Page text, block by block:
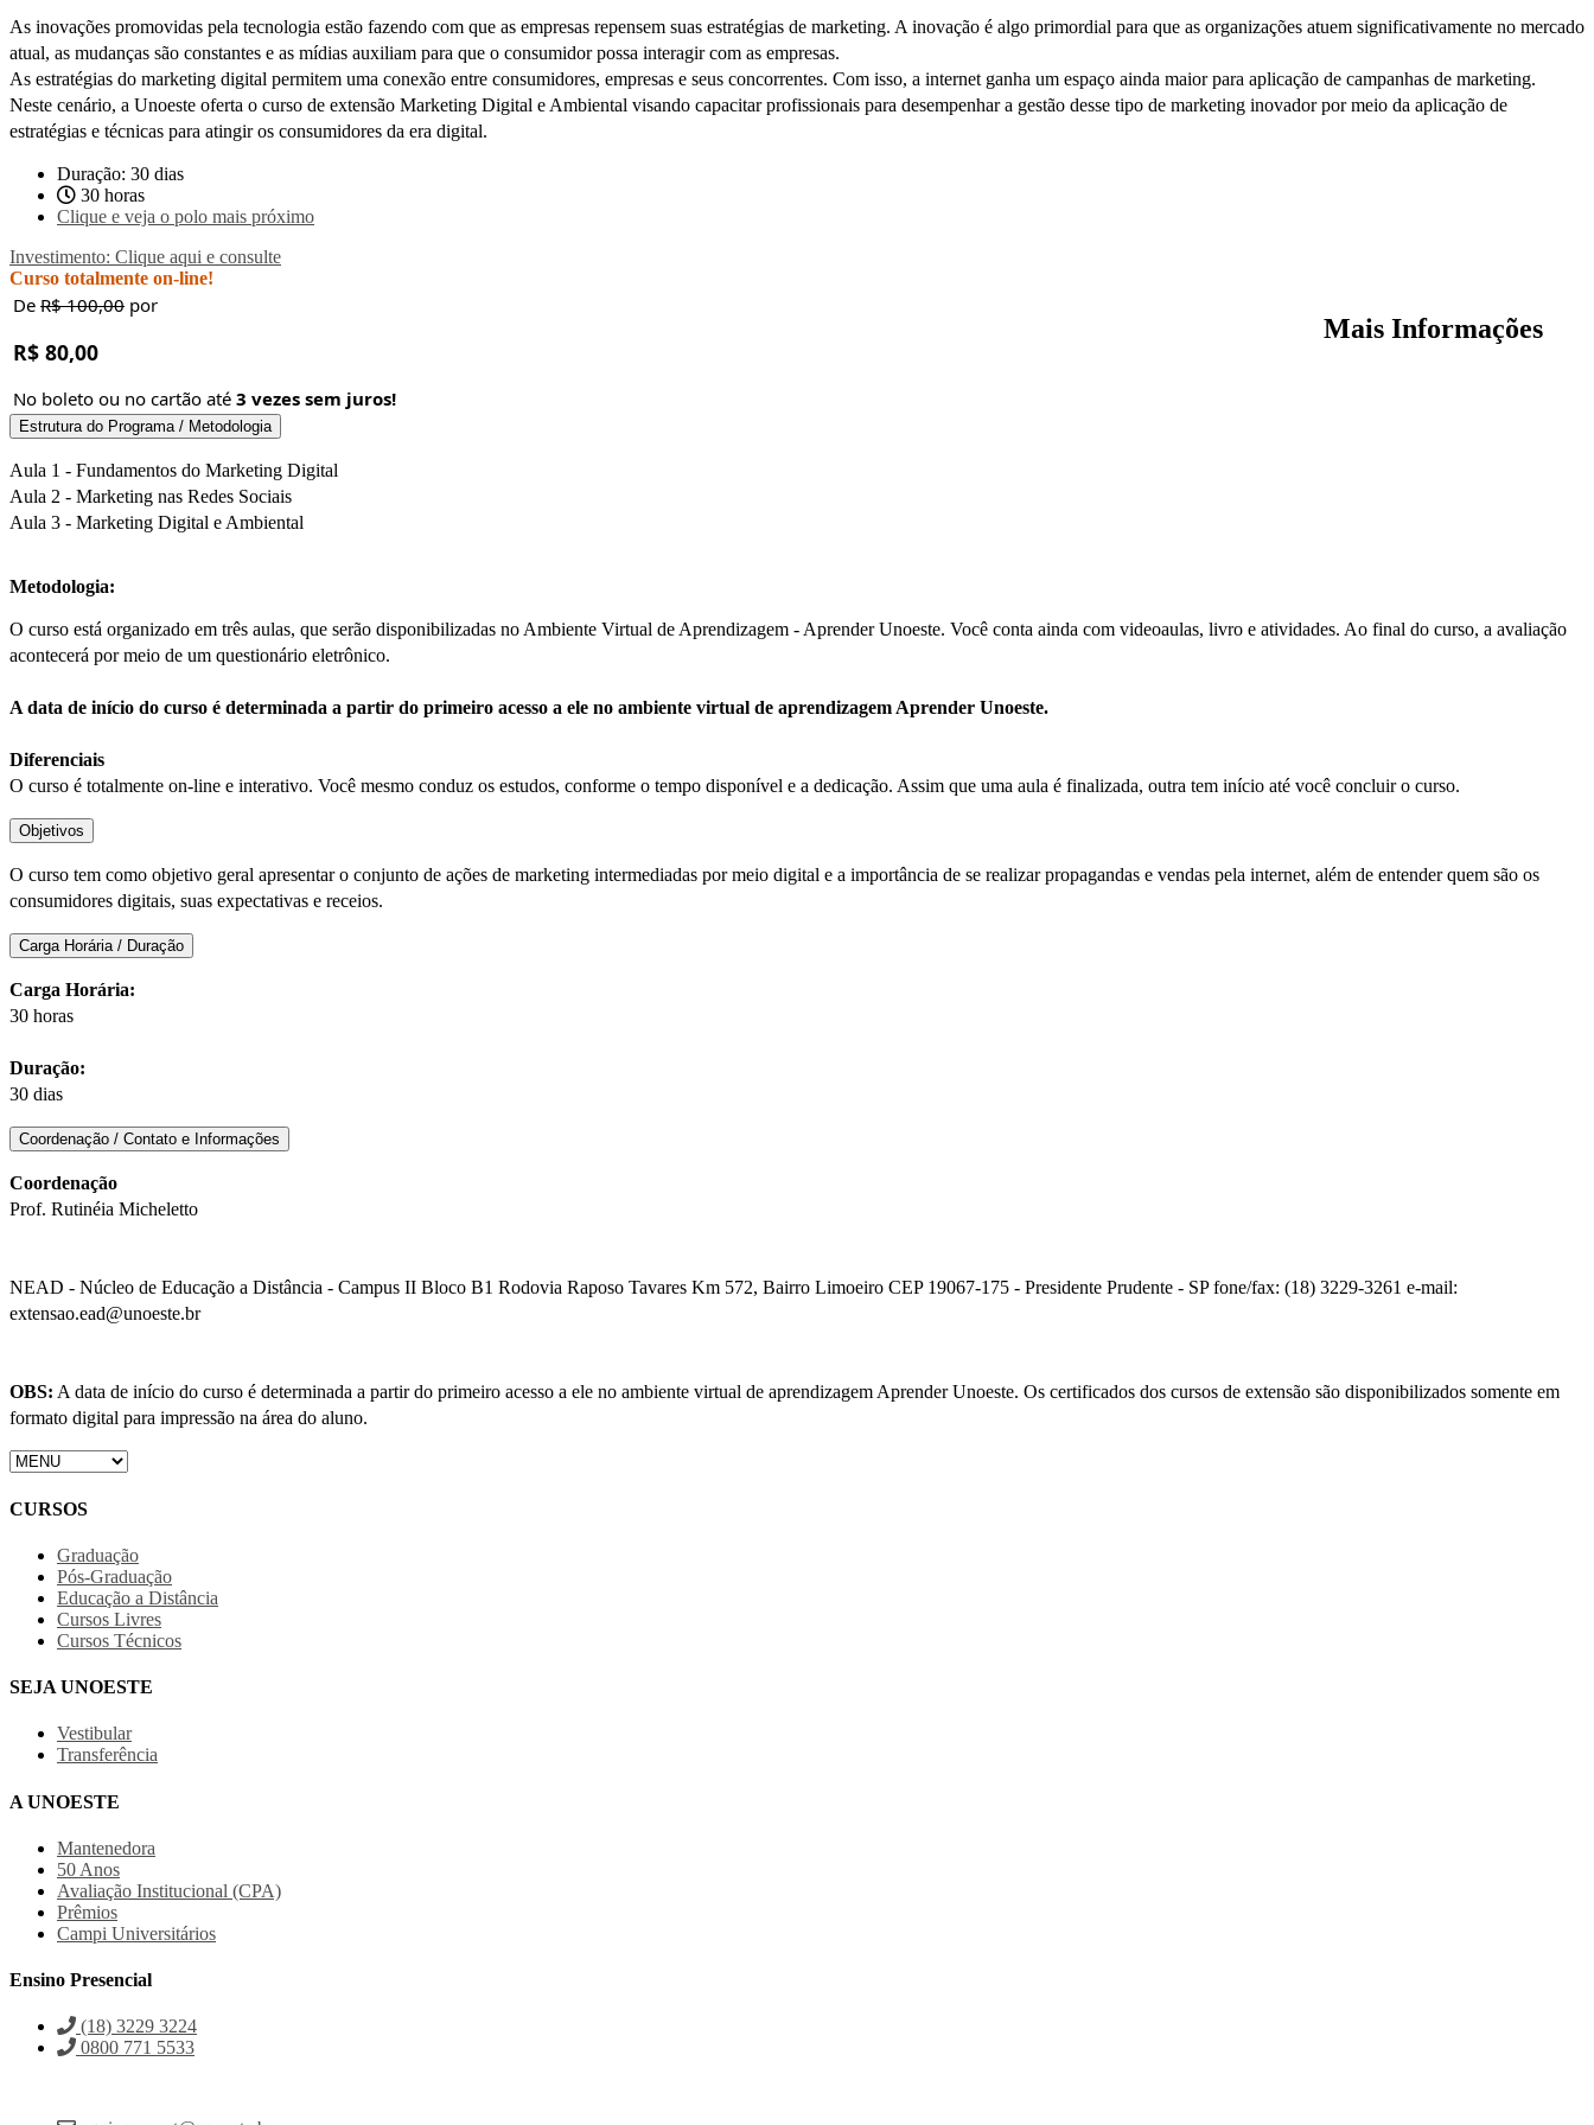
As inovações promovidas pela tecnologia estão fazendo com que as empresas repensem suas estratégias de marketing. A inovação é algo primordial para que as organizações atuem significativamente no mercado
atual, as mudanças são constantes e as mídias auxiliam para que o consumidor possa interagir com as empresas.
As estratégias do marketing digital permitem uma conexão entre consumidores, empresas e seus concorrentes. Com isso, a internet ganha um espaço ainda maior para aplicação de campanhas de marketing.
Neste cenário, a Unoeste oferta o curso de extensão Marketing Digital e Ambiental visando capacitar profissionais para desempenhar a gestão desse tipo de marketing inovador por meio da aplicação de
estratégias e técnicas para atingir os consumidores da era digital.
Duração: 30 dias
30 horas
Clique e veja o polo mais próximo
Investimento: Clique aqui e consulte
Curso totalmente on-line!
De R$ 100,00 por
R$ 80,00
No boleto ou no cartão até 3 vezes sem juros!
Mais Informações
Estrutura do Programa / Metodologia
Aula 1 - Fundamentos do Marketing Digital
Aula 2 - Marketing nas Redes Sociais
Aula 3 - Marketing Digital e Ambiental
Metodologia:
O curso está organizado em três aulas, que serão disponibilizadas no Ambiente Virtual de Aprendizagem - Aprender Unoeste. Você conta ainda com videoaulas, livro e atividades. Ao final do curso, a avaliação
acontecerá por meio de um questionário eletrônico.
A data de início do curso é determinada a partir do primeiro acesso a ele no ambiente virtual de aprendizagem Aprender Unoeste.
Diferenciais
O curso é totalmente on-line e interativo. Você mesmo conduz os estudos, conforme o tempo disponível e a dedicação. Assim que uma aula é finalizada, outra tem início até você concluir o curso.
Objetivos
O curso tem como objetivo geral apresentar o conjunto de ações de marketing intermediadas por meio digital e a importância de se realizar propagandas e vendas pela internet, além de entender quem são os
consumidores digitais, suas expectativas e receios.
Carga Horária / Duração
Carga Horária:
30 horas
Duração:
30 dias
Coordenação / Contato e Informações
Coordenação
Prof. Rutinéia Micheletto
NEAD - Núcleo de Educação a Distância - Campus II Bloco B1 Rodovia Raposo Tavares Km 572, Bairro Limoeiro CEP 19067-175 - Presidente Prudente - SP fone/fax: (18) 3229-3261 e-mail:
extensao.ead@unoeste.br
OBS: A data de início do curso é determinada a partir do primeiro acesso a ele no ambiente virtual de aprendizagem Aprender Unoeste. Os certificados dos cursos de extensão são disponibilizados somente em
formato digital para impressão na área do aluno.
CURSOS
Graduação
Pós-Graduação
Educação a Distância
Cursos Livres
Cursos Técnicos
SEJA UNOESTE
Vestibular
Transferência
A UNOESTE
Mantenedora
50 Anos
Avaliação Institucional (CPA)
Prêmios
Campi Universitários
Ensino Presencial
(18) 3229 3224
0800 771 5533